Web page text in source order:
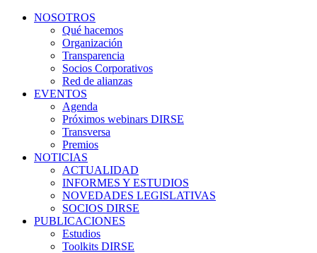
NOSOTROS
Qué hacemos
Organización
Transparencia
Socios Corporativos
Red de alianzas
EVENTOS
Agenda
Próximos webinars DIRSE
Transversa
Premios
NOTICIAS
ACTUALIDAD
INFORMES Y ESTUDIOS
NOVEDADES LEGISLATIVAS
SOCIOS DIRSE
PUBLICACIONES
Estudios
Toolkits DIRSE